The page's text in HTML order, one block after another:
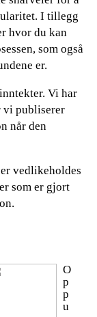
I tillegg
hvor du kan
som også
er.
Vi har
vi publiserer
når den
vedlikeholdes
som er gjort
O
p
p
u